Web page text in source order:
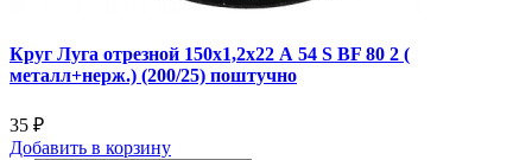
Круг Луга отрезной 150х1,2х22 А 54 S BF 80 2 (
металл+нерж.) (200/25) поштучно
35 ₽
Добавить в корзину